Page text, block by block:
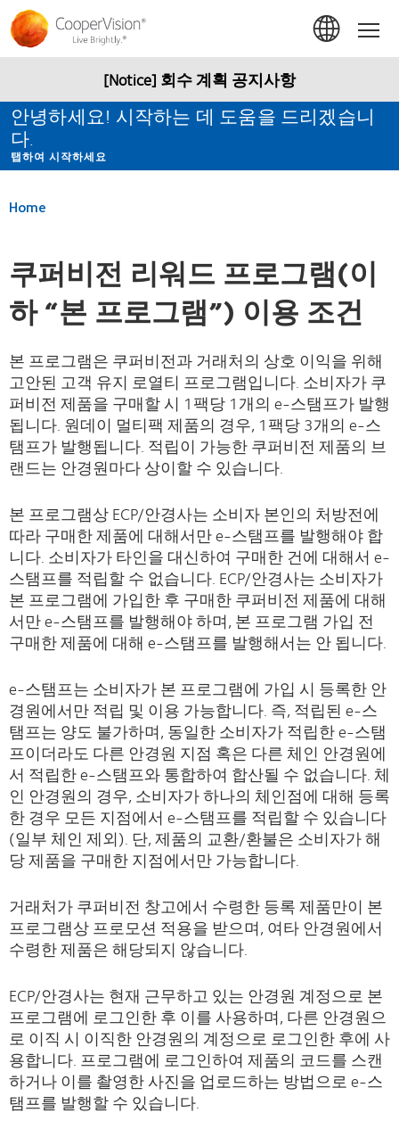
요
콘
텐
건
너
뛰
기
[Notice] 회수 계획 공지사항
안녕하세요! 시작하는 데 도움을 드리겠습니
다.
탭하여 시작하세요
Home
쿠퍼비전 리워드 프로그램(이
하 “본 프로그램”) 이용 조건
본 프로그램은 쿠퍼비전과 거래처의 상호 이익을 위해
고안된 고객 유지 로열티 프로그램입니다. 소비자가 쿠
퍼비전 제품을 구매할 시 1팩당 1개의 e-스탬프가 발행
됩니다. 원데이 멀티팩 제품의 경우, 1팩당 3개의 e-스
탬프가 발행됩니다. 적립이 가능한 쿠퍼비전 제품의 브
랜드는 안경원마다 상이할 수 있습니다.
본 프로그램상 ECP/안경사는 소비자 본인의 처방전에
따라 구매한 제품에 대해서만 e-스탬프를 발행해야 합
니다. 소비자가 타인을 대신하여 구매한 건에 대해서 e-
스탬프를 적립할 수 없습니다. ECP/안경사는 소비자가
본 프로그램에 가입한 후 구매한 쿠퍼비전 제품에 대해
서만 e-스탬프를 발행해야 하며, 본 프로그램 가입 전
구매한 제품에 대해 e-스탬프를 발행해서는 안 됩니다.
e-스탬프는 소비자가 본 프로그램에 가입 시 등록한 안
경원에서만 적립 및 이용 가능합니다. 즉, 적립된 e-스
탬프는 양도 불가하며, 동일한 소비자가 적립한 e-스탬
프이더라도 다른 안경원 지점 혹은 다른 체인 안경원에
서 적립한 e-스탬프와 통합하여 합산될 수 없습니다. 체
인 안경원의 경우, 소비자가 하나의 체인점에 대해 등록
한 경우 모든 지점에서 e-스탬프를 적립할 수 있습니다
(일부 체인 제외). 단, 제품의 교환/환불은 소비자가 해
당 제품을 구매한 지점에서만 가능합니다.
거래처가 쿠퍼비전 창고에서 수령한 등록 제품만이 본
프로그램상 프로모션 적용을 받으며, 여타 안경원에서
수령한 제품은 해당되지 않습니다.
ECP/안경사는 현재 근무하고 있는 안경원 계정으로 본
프로그램에 로그인한 후 이를 사용하며, 다른 안경원으
로 이직 시 이직한 안경원의 계정으로 로그인한 후에 사
용합니다. 프로그램에 로그인하여 제품의 코드를 스캔
하거나 이를 촬영한 사진을 업로드하는 방법으로 e-스
탬프를 발행할 수 있습니다.